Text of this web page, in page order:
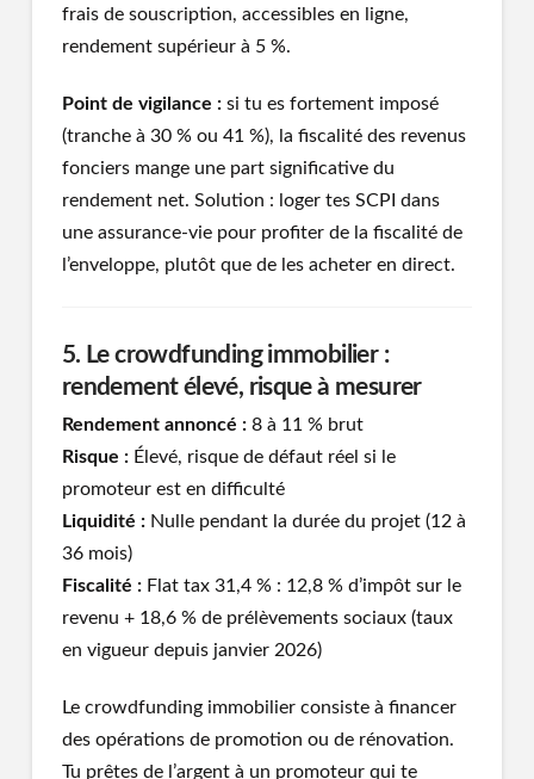
frais de souscription, accessibles en ligne,
rendement supérieur à 5 %.
Point de vigilance :si tu es fortement imposé
(tranche à 30 % ou 41 %), la fiscalité des revenus
fonciers mange une part significative du
rendement net. Solution : loger tes SCPI dans
une assurance-vie pour profiter de la fiscalité de
l’enveloppe, plutôt que de les acheter en direct.
5. Le crowdfunding immobilier :
rendement élevé, risque à mesurer
Rendement annoncé :8 à 11 % brut
Risque :Élevé, risque de défaut réel si le
promoteur est en difficulté
Liquidité :Nulle pendant la durée du projet (12 à
36 mois)
Fiscalité :Flat tax 31,4 % : 12,8 % d’impôt sur le
revenu + 18,6 % de prélèvements sociaux (taux
en vigueur depuis janvier 2026)
Le crowdfunding immobilier consiste à financer
des opérations de promotion ou de rénovation.
Tu prêtes de l’argent à un promoteur qui te